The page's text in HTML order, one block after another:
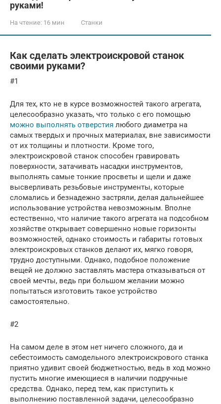
руками!
На чтение: 16 мин Станки
Как сделать электроискровой станок
своими руками?
#1
Для тех, кто не в курсе возможностей такого агрегата,
целесообразно указать, что только с его помощью
можно выполнять отверстия любого диаметра на
самых твердых и прочных материалах, вне зависимости
от их толщины и плотности. Кроме того,
электроискровой станок способен гравировать
поверхности, затачивать насадки инструментов,
выполнять самые тонкие просветы и щели и даже
высверливать резьбовые инструменты, которые
сломались и безнадежно застряли, делая дальнейшее
использование устройства невозможным. Вполне
естественно, что наличие такого агрегата на подсобном
хозяйстве открывает совершенно новые горизонты
возможностей, однако стоимость и габариты готовых
электроискровых станков делают их, мягко говоря,
трудно доступными. Однако, подобное положение
вещей не должно заставлять мастера отказываться от
своей мечты, ведь при большом желании можно
попытаться изготовить такое устройство
самостоятельно.
#2
На самом деле в этом нет ничего сложного, да и
себестоимость самодельного электроискрового станка
приятно удивит своей бюджетностью, ведь в ход можно
пустить многие имеющиеся в наличии подручные
средства. Однако, перед тем, как приступить к
выполнению поставленной задачи, целесообразно